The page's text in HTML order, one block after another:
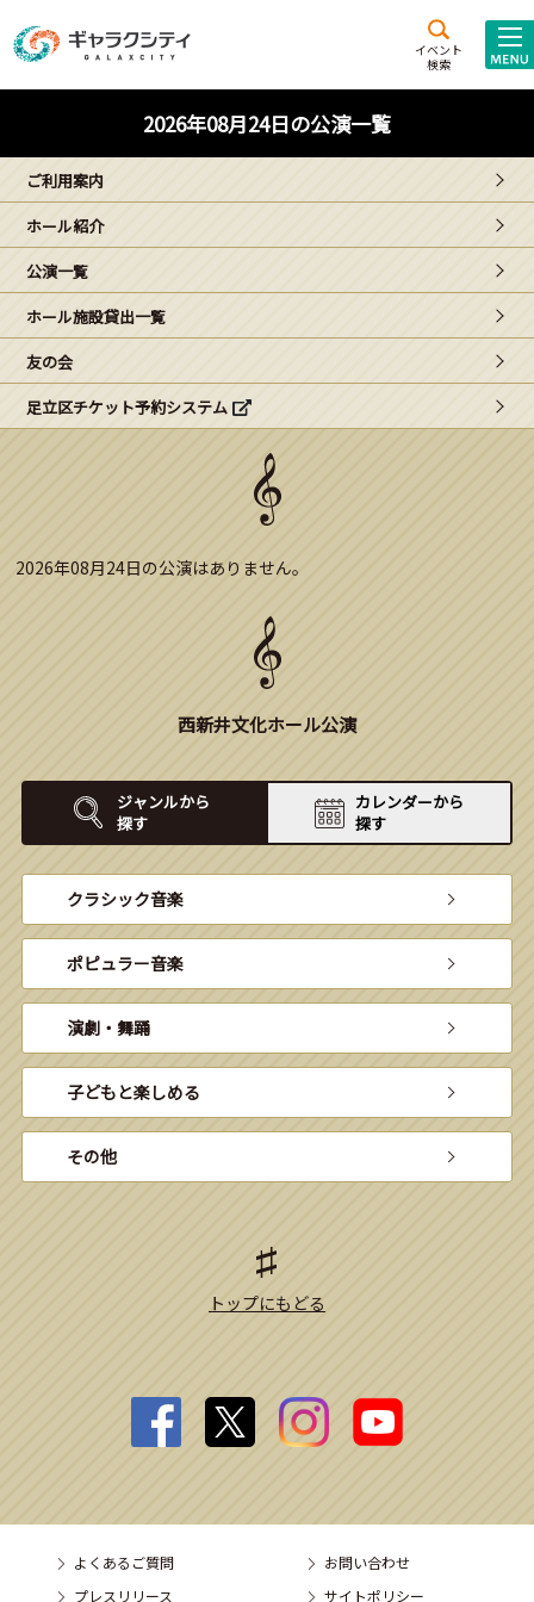
イベント
検索
施設案内
西新井
文化ホール
ギャラクシティとは
こどもみーてぃんぐ
Gがくえん
ブランドからのお知らせ
2026年08月24日の公演一覧
ご利用案内
ホール紹介
公演一覧
ホール施設貸出一覧
友の会
足立区チケット予約システム
2026年08月24日の公演はありません。
西新井文化ホール公演
ジャンルから
探す
カレンダーから
探す
クラシック音楽
ポピュラー音楽
演劇・舞踊
子どもと楽しめる
その他
トップにもどる
よくあるご質問
お問い合わせ
プレスリリース
サイトポリシー